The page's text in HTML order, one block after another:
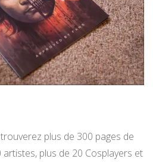
plus de 300 pages de
plus de 20 Cosplayers et